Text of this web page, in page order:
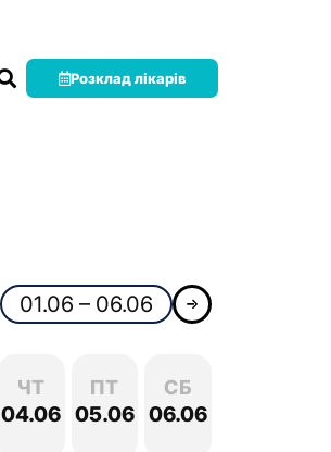
Розклад лікарів
01.06 – 06.06
ЧТ
04.06
ПТ
05.06
СБ
06.06